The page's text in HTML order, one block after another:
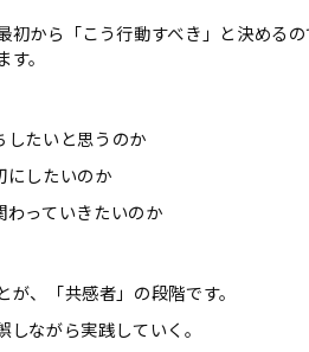
初から「こう行動すべき」と決める
。
したいと思うのか
にしたいのか
わっていきたいのか
、「共感者」の段階です。
ながら実践していく。